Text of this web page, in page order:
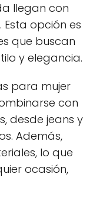
llegan con
Esta opción es
que buscan
y elegancia.
para mujer
con
desde jeans y
Además,
lo que
ocasión,